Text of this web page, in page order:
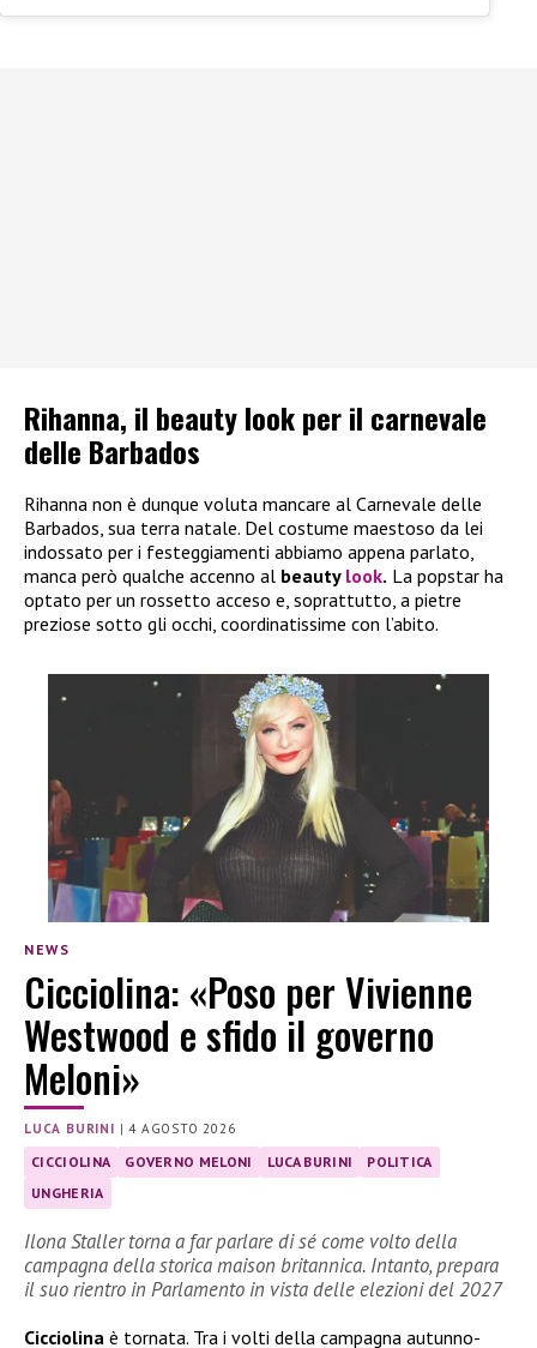
Rihanna, il beauty look per il carnevale
delle Barbados
Rihanna non è dunque voluta mancare al Carnevale delle
Barbados, sua terra natale. Del costume maestoso da lei
indossato per i festeggiamenti abbiamo appena parlato,
manca però qualche accenno al beauty look. La popstar ha
optato per un rossetto acceso e, soprattutto, a pietre
preziose sotto gli occhi, coordinatissime con l’abito.
NEWS
Cicciolina: «Poso per Vivienne
Westwood e sfido il governo
Meloni»
LUCA BURINI |4 AGOSTO 2026
CICCIOLINA GOVERNO MELONI LUCA BURINI
POLITICA
UNGHERIA
Ilona Staller torna a far parlare di sé come volto della
campagna della storica maison britannica. Intanto, prepara
il suo rientro in Parlamento in vista delle elezioni del 2027
Cicciolina è tornata. Tra i volti della campagna autunno-